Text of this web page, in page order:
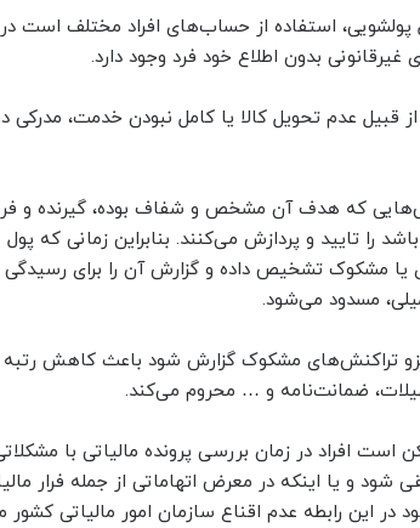
پولشویی، استفاده از حساب‌های افراد مختلف
بدون اطلاع خود فرد وجود دارد.
از قبیل عدم تحویل کالا یا کامل نبودن خدمت،
که هدف آن مشخص و شفاف بوده، گیرنده و
را تایید و پردازش می‌کنند. بنابراین زمانی که
یا مشکوک تشخیص داده و گزارش آن را برای رسیدگی
مسدود می‌شود.
تراکنش‌های مشکوک گزارش شود باعث کاهش رتبه
ضمانت‌نامه و … محروم می‌کند.
افراد در زمان بررسی پرونده مالیاتی با
شود و یا اینکه در معرض اتهاماتی از جمله فرار
رابطه عدم اقناع سازمان امور مالیاتی کشور